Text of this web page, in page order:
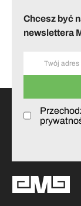
Chcesz być
newslettera